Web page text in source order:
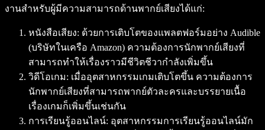
งานสำหรับผู้มีความสามารถด้านพากย์เสียงได้แก่:
หนังสือเสียง: ด้วยการเติบโตของแพลตฟอร์มอย่าง Audible
(บริษัทในเครือ Amazon) ความต้องการนักพากย์เสียงที่
สามารถทำให้เรื่องราวมีชีวิตชีวากำลังเพิ่มขึ้น
วิดีโอเกม: เมื่ออุตสาหกรรมเกมเติบโตขึ้น ความต้องการ
นักพากย์เสียงที่สามารถพากย์ตัวละครและบรรยายเนื้อ
เรื่องเกมก็เพิ่มขึ้นเช่นกัน
การเรียนรู้ออนไลน์: อุตสาหกรรมการเรียนรู้ออนไลน์มัก